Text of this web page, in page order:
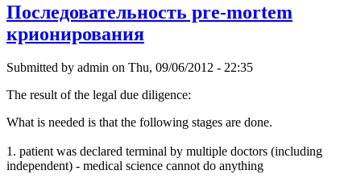
Последовательность pre-mortem
крионирования
Submitted by admin on Thu, 09/06/2012 - 22:35
The result of the legal due diligence:
What is needed is that the following stages are done.
1. patient was declared terminal by multiple doctors (including
independent) - medical science cannot do anything